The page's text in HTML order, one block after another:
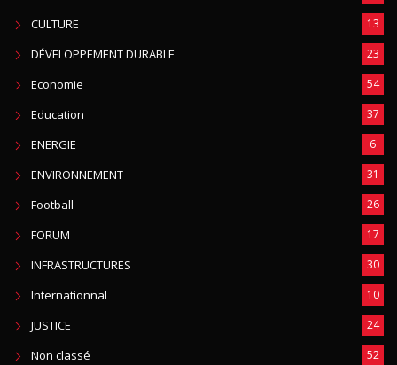
CULTURE 13
DÉVELOPPEMENT DURABLE 23
Economie 54
Education 37
ENERGIE 6
ENVIRONNEMENT 31
Football 26
FORUM 17
INFRASTRUCTURES 30
Internationnal 10
JUSTICE 24
Non classé 52